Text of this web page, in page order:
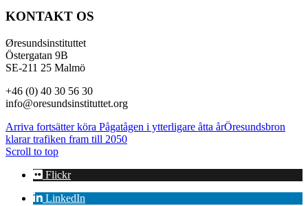
KONTAKT OS
Øresundsinstituttet
Östergatan 9B
SE-211 25 Malmö
+46 (0) 40 30 56 30
info@oresundsinstituttet.org
Arriva fortsätter köra Pågatågen i ytterligare åtta årÖresundsbron
klarar trafiken fram till 2050
Scroll to top
Flickr
LinkedIn